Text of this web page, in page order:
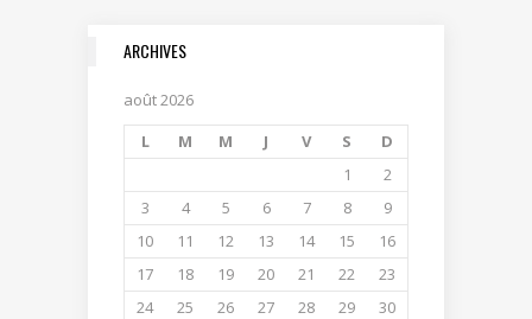
ARCHIVES
août 2026
L
M M J V S
D
1
2
3
4 5 6 7 8
9
10
11 12 13 14 15
16
17
18 19 20 21 22
23
24
25 26 27 28 29
30